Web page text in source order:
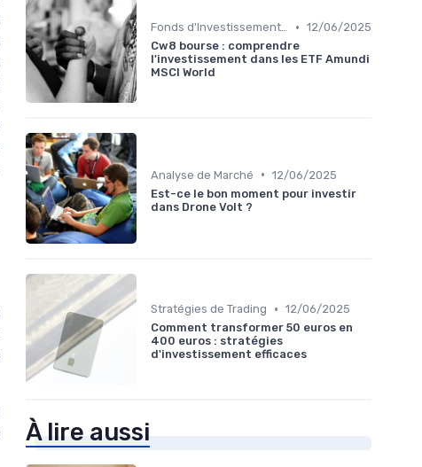
Fonds d'Investissement et ETF • 12/06/2025
Cw8 bourse : comprendre
l'investissement dans les ETF Amundi
MSCI World
Analyse de Marché • 12/06/2025
Est-ce le bon moment pour investir
dans Drone Volt ?
Stratégies de Trading • 12/06/2025
Comment transformer 50 euros en
400 euros : stratégies
d'investissement efficaces
À lire aussi